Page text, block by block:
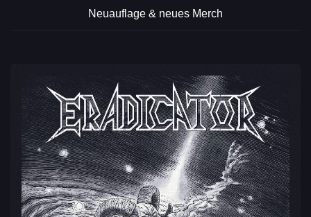
Neuauflage & neues Merch